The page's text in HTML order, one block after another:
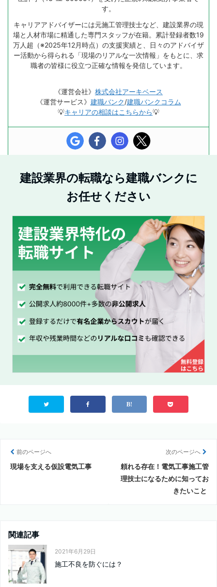
す。
キャリアアドバイザーには元施工管理技士など、建設業界の現
場と人材市場に精通した専門スタッフが在籍。累計登録者数19
万人超（※2025年12月時点）の支援実績と、日々のアドバイザ
ー活動から得られる「現場のリアルな一次情報」をもとに、求
職者の皆様に役立つ正確な情報を発信しています。
《運営会社》 株式会社アーキベース
《運営サービス》 建職バンク/建職バンクコラム
💡キャリアの相談はこちらから💡
建設業界の転職なら建職バンクに
お任せください
前のページへ
現場を支える仮設電気工事
次のページへ
頼れる存在！電気工事施工管
理技士になるために知ってお
きたいこと
関連記事
2021年6月29日
施工不良を防ぐには？